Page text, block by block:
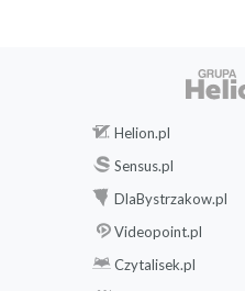
Helion.pl
Sensus.pl
DlaBystrzakow.pl
Videopoint.pl
Czytalisek.pl